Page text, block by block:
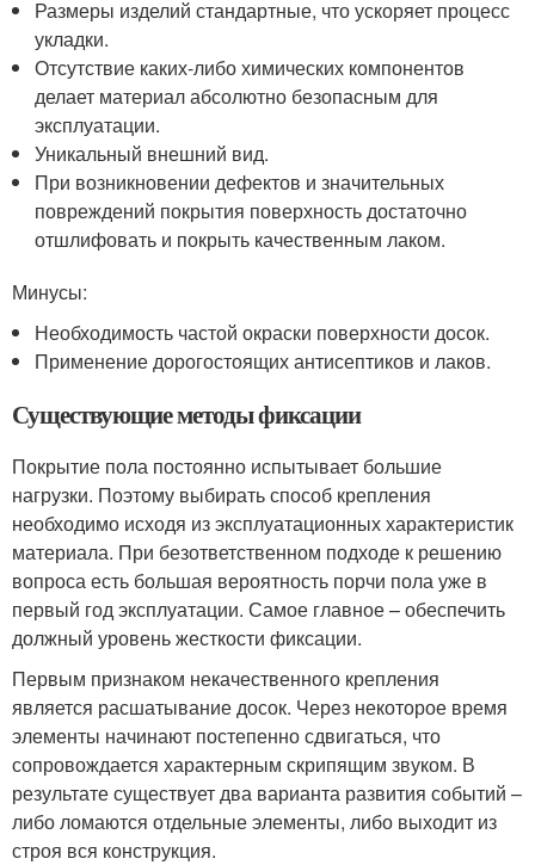
Размеры изделий стандартные, что ускоряет процесс
укладки.
Отсутствие каких-либо химических компонентов
делает материал абсолютно безопасным для
эксплуатации.
Уникальный внешний вид.
При возникновении дефектов и значительных
повреждений покрытия поверхность достаточно
отшлифовать и покрыть качественным лаком.
Минусы:
Необходимость частой окраски поверхности досок.
Применение дорогостоящих антисептиков и лаков.
Существующие методы фиксации
Покрытие пола постоянно испытывает большие
нагрузки. Поэтому выбирать способ крепления
необходимо исходя из эксплуатационных характеристик
материала. При безответственном подходе к решению
вопроса есть большая вероятность порчи пола уже в
первый год эксплуатации. Самое главное – обеспечить
должный уровень жесткости фиксации.
Первым признаком некачественного крепления
является расшатывание досок. Через некоторое время
элементы начинают постепенно сдвигаться, что
сопровождается характерным скрипящим звуком. В
результате существует два варианта развития событий –
либо ломаются отдельные элементы, либо выходит из
строя вся конструкция.